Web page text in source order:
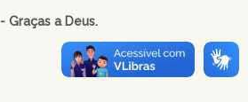
- Graças a Deus.